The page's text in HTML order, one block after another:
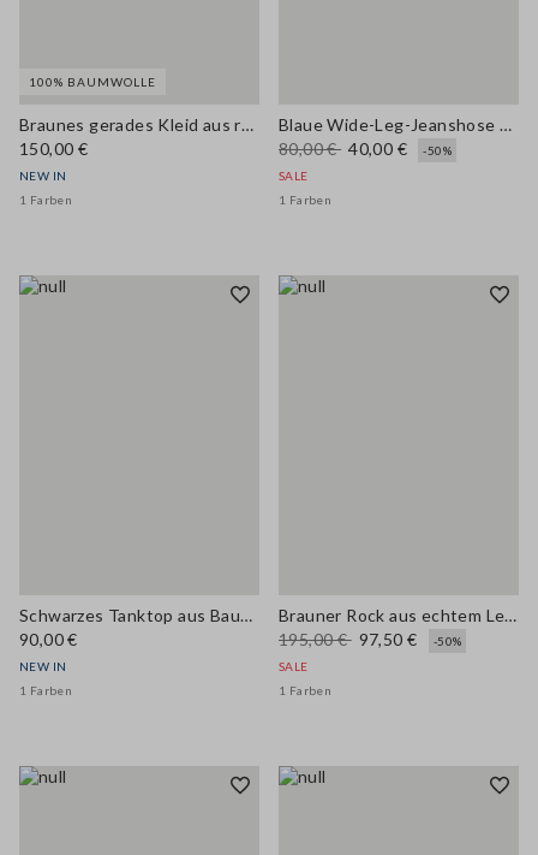
100% BAUMWOLLE
Braunes gerades Kleid aus reiner Baumwolle mit Gürtel
150,00 €
NEW IN
1 Farben
Blaue Wide-Leg-Jeanshose aus Baumwoll-, Leinen- und Viskosemix
80,00 € 40,00 €
-50%
SALE
1 Farben
Schwarzes Tanktop aus Baumwoll- und Viskosemix in Ajourstrick
90,00 €
NEW IN
1 Farben
Brauner Rock aus echtem Leder, reguläre Passform
195,00 € 97,50 €
-50%
SALE
1 Farben